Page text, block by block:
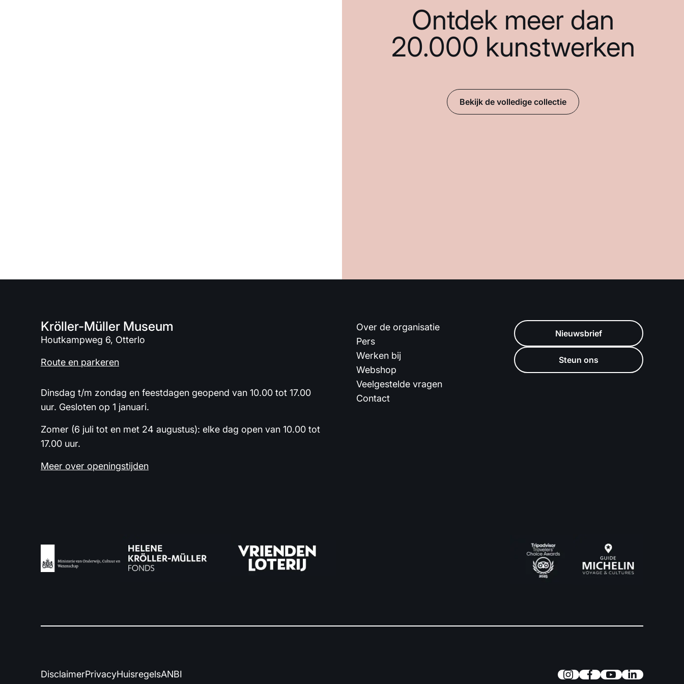
Ontdek meer dan
20.000 kunstwerken
Bekijk de volledige collectie
Kröller-Müller Museum
Houtkampweg 6, Otterlo
Route en parkeren
Dinsdag t/m zondag en feestdagen geopend van 10.00 tot 17.00
uur. Gesloten op 1 januari.
Zomer (6 juli tot en met 24 augustus): elke dag open van 10.00 tot
17.00 uur.
Meer over openingstijden
Over de organisatie
Pers
Werken bij
Webshop
Veelgestelde vragen
Contact
Nieuwsbrief
Steun ons
DisclaimerPrivacyHuisregelsANBI